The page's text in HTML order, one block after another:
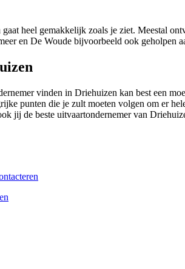
heel gemakkelijk zoals je ziet. Meestal
en De Woude bijvoorbeeld ook geholpen
vinden in Driehuizen kan best een
punten die je zult moeten volgen om er
jij de beste uitvaartondernemer van